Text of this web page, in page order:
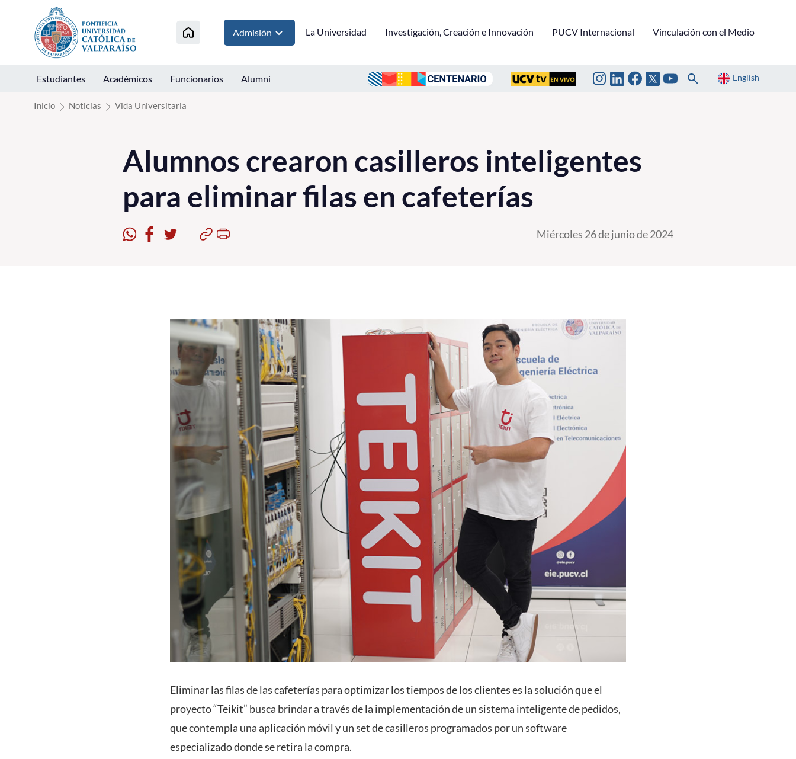
Click acá para ir directamente al contenido
Admisión La Universidad Investigación, Creación e Innovación PUCV Internacional Vinculación con el Medio
Estudiantes Académicos Funcionarios Alumni English
Inicio Noticias Vida Universitaria
Alumnos crearon casilleros inteligentes
para eliminar filas en cafeterías
Miércoles 26 de junio de 2024
Eliminar las filas de las cafeterías para optimizar los tiempos de los clientes es la solución que el
proyecto “Teikit” busca brindar a través de la implementación de un sistema inteligente de pedidos,
que contempla una aplicación móvil y un set de casilleros programados por un software
especializado donde se retira la compra.